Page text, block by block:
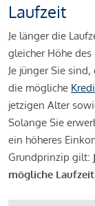
Laufzeit
Je länger die
gleicher Höhe
Je jünger Sie
die mögliche
jetzigen Alter
Solange Sie
ein höheres
Grundprinzip gilt:
mögliche